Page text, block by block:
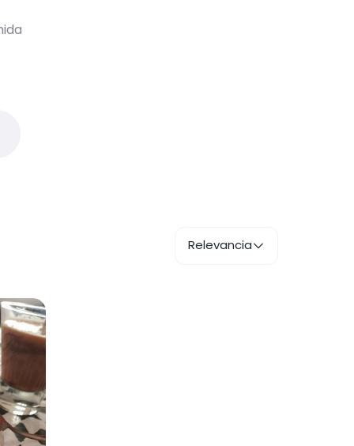
Relevancia